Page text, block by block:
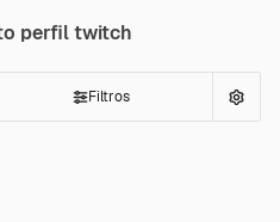
perfil twitch
Filtros